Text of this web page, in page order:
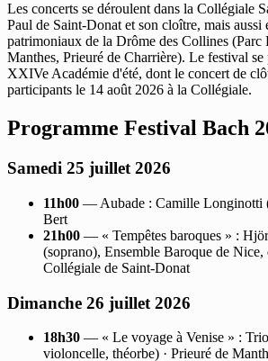
Les concerts se déroulent dans la Collégiale
Paul de Saint-Donat et son cloître, mais aussi
patrimoniaux de la Drôme des Collines (Parc
Manthes, Prieuré de Charrière). Le festival se
XXIVe Académie d'été, dont le concert de
participants le 14 août 2026 à la Collégiale.
Programme Festival Bach
Samedi 25 juillet 2026
11h00 — Aubade : Camille Longinotti
Bert
21h00 — « Tempêtes baroques » :
(soprano), Ensemble Baroque de
Collégiale de Saint-Donat
Dimanche 26 juillet 2026
18h30 — « Le voyage à Venise » :
violoncelle, théorbe) · Prieuré de